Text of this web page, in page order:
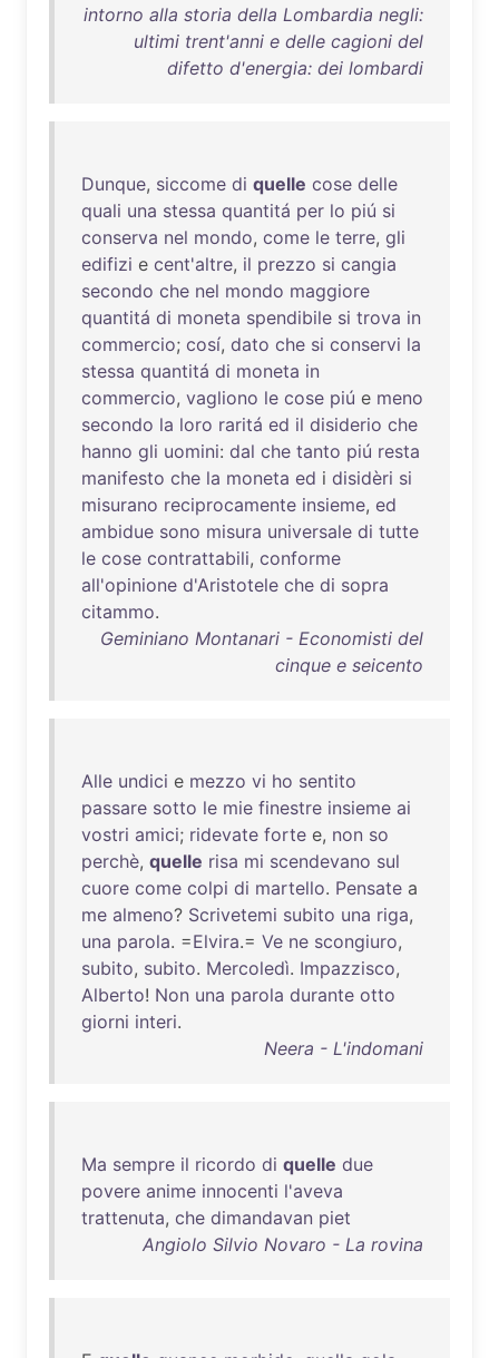
intorno alla storia della Lombardia negli:
ultimi trent'anni e delle cagioni del
difetto d'energia: dei lombardi
Dunque, siccome di quelle cose delle
quali una stessa quantitá per lo piú si
conserva nel mondo, come le terre, gli
edifizi e cent'altre, il prezzo si cangia
secondo che nel mondo maggiore
quantitá di moneta spendibile si trova in
commercio; cosí, dato che si conservi la
stessa quantitá di moneta in
commercio, vagliono le cose piú e meno
secondo la loro raritá ed il disiderio che
hanno gli uomini: dal che tanto piú resta
manifesto che la moneta ed i disidèri si
misurano reciprocamente insieme, ed
ambidue sono misura universale di tutte
le cose contrattabili, conforme
all'opinione d'Aristotele che di sopra
citammo.
Geminiano Montanari - Economisti del
cinque e seicento
Alle undici e mezzo vi ho sentito
passare sotto le mie finestre insieme ai
vostri amici; ridevate forte e, non so
perchè, quelle risa mi scendevano sul
cuore come colpi di martello. Pensate a
me almeno? Scrivetemi subito una riga,
una parola. =Elvira.= Ve ne scongiuro,
subito, subito. Mercoledì. Impazzisco,
Alberto! Non una parola durante otto
giorni interi.
Neera - L'indomani
Ma sempre il ricordo di quelle due
povere anime innocenti l'aveva
trattenuta, che dimandavan piet
Angiolo Silvio Novaro - La rovina